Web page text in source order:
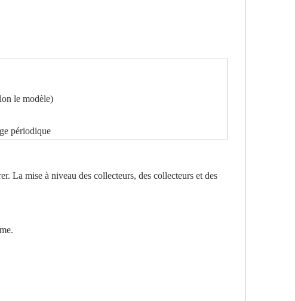
le modèle)
périodique
La mise à niveau des collecteurs, des collecteurs et des